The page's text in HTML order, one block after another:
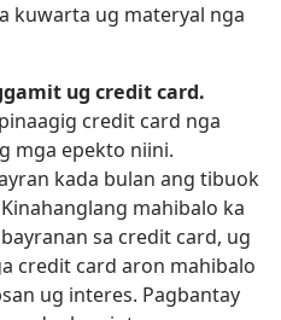
kuwarta ug materyal nga
ug credit card.
credit card nga
mga epekto niini.
kada bulan ang tibuok
mahibalo ka
sa credit card, ug
credit card aron mahibalo
ug interes. Pagbantay